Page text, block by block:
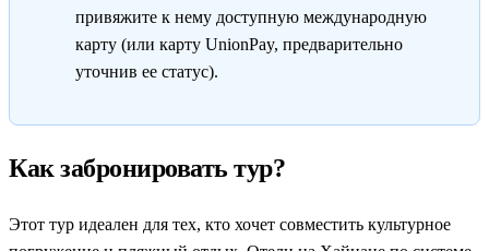
привяжите к нему доступную международную
карту (или карту UnionPay, предварительно
уточнив ее статус).
Как забронировать тур?
Этот тур идеален для тех, кто хочет совместить культурное